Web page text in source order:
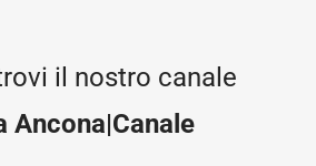
il nostro canale
Ancona|Canale